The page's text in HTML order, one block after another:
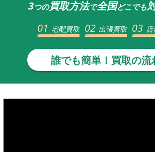
3つの買取方法で全国どこでも
01 宅配買取 02 出張買取 03
誰でも簡単！買取の流